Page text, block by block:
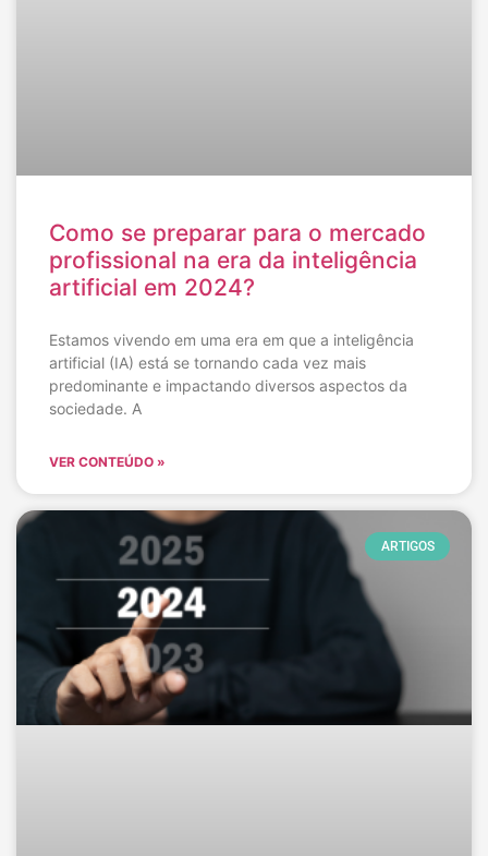
Como se preparar para o mercado
profissional na era da inteligência
artificial em 2024?
Estamos vivendo em uma era em que a inteligência
artificial (IA) está se tornando cada vez mais
predominante e impactando diversos aspectos da
sociedade. A
VER CONTEÚDO »
ARTIGOS